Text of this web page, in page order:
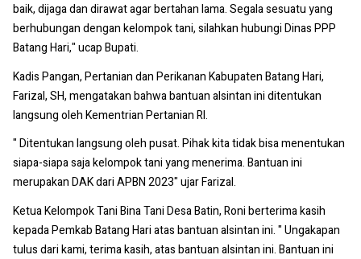
baik, dijaga dan dirawat agar bertahan lama. Segala sesuatu yang
berhubungan dengan kelompok tani, silahkan hubungi Dinas PPP
Batang Hari," ucap Bupati.
Kadis Pangan, Pertanian dan Perikanan Kabupaten Batang Hari,
Farizal, SH, mengatakan bahwa bantuan alsintan ini ditentukan
langsung oleh Kementrian Pertanian RI.
" Ditentukan langsung oleh pusat. Pihak kita tidak bisa menentukan
siapa-siapa saja kelompok tani yang menerima. Bantuan ini
merupakan DAK dari APBN 2023" ujar Farizal.
Ketua Kelompok Tani Bina Tani Desa Batin, Roni berterima kasih
kepada Pemkab Batang Hari atas bantuan alsintan ini. " Ungakapan
tulus dari kami, terima kasih, atas bantuan alsintan ini. Bantuan ini